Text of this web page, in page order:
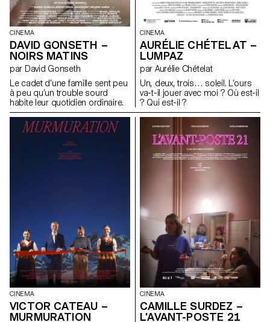
CINEMA
DAVID GONSETH –
NOIRS MATINS
par David Gonseth
Le cadet d’une famille sent peu
à peu qu’un trouble sourd
habite leur quotidien ordinaire.
CINEMA
AURÉLIE CHÉTELAT –
LUMPAZ
par Aurélie Chételat
Un, deux, trois… soleil. L’ours
va-t-il jouer avec moi ? Où est-il
? Qui est-il ?
CINEMA
VICTOR CATEAU –
MURMURATION
CINEMA
CAMILLE SURDEZ –
L'AVANT-POSTE 21